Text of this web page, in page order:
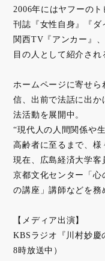
2006年にはヤフーの
刊誌『女性自身』『ダ
関西TV『アンカー』
目の人として紹介され
ホームページに寄せら
信、出前で法話に出
法活動を展開中。
“現代人の人間関係や
高齢者に至るまで、様
現在、広島経済大学
京都文化センター「
の講座」講師などを務
【メディア出演】
KBSラジオ『川村妙慶
8時放送中）